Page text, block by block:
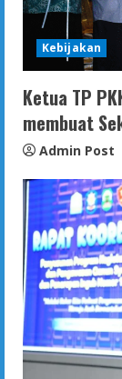
Kebijakan
Ketua TP
membuat
Admin Post